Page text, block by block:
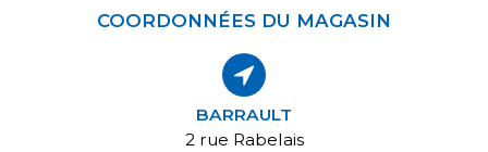
COORDONNÉES DU MAGASIN
BARRAULT
2 rue Rabelais